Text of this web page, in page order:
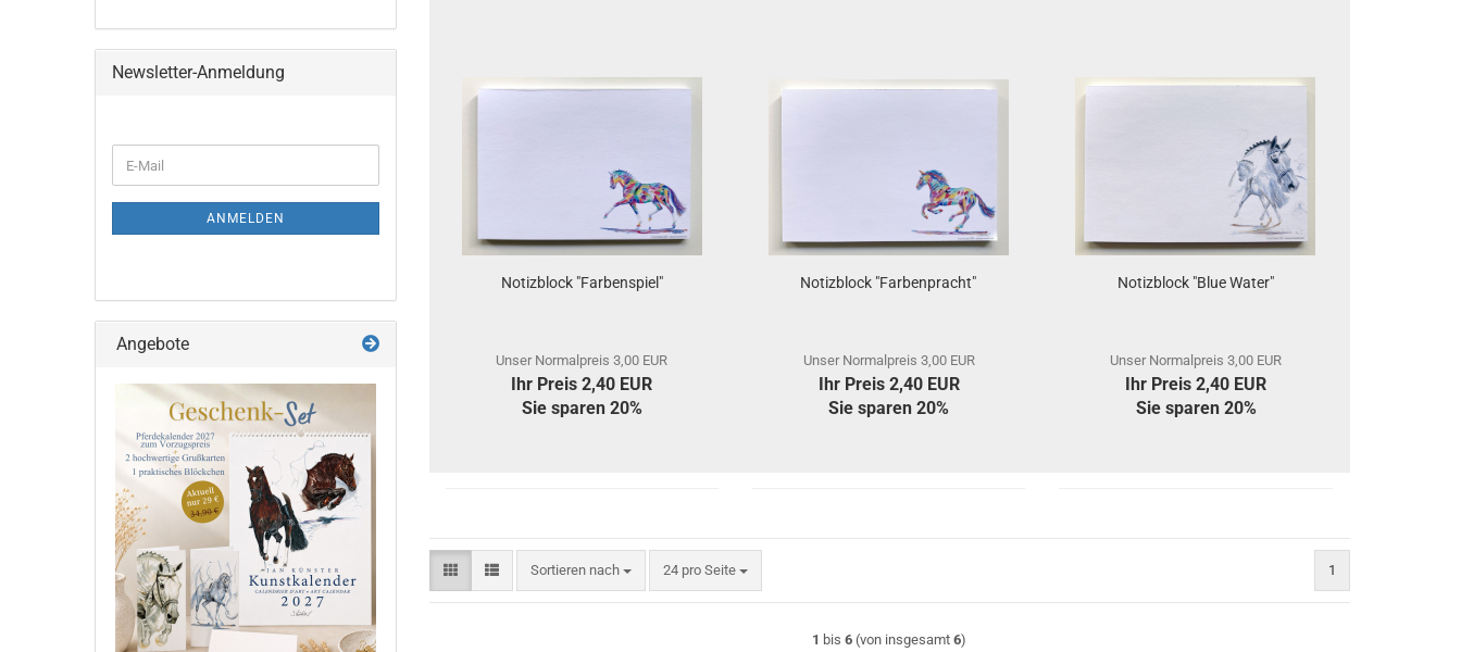
Notizblock "Farbenspiel"
Unser Normalpreis 3,00 EUR
Ihr Preis 2,40 EUR
Sie sparen 20%
Notizblock "Farbenpracht"
Unser Normalpreis 3,00 EUR
Ihr Preis 2,40 EUR
Sie sparen 20%
Notizblock "Blue Water"
Unser Normalpreis 3,00 EUR
Ihr Preis 2,40 EUR
Sie sparen 20%
Sortieren nach
Sortieren nach 24 pro Seite
pro Seite 1
1 bis6 (von insgesamt6)
Newsletter-Anmeldung
ZUR
E-
Mail
ANMELDEN
Angebote